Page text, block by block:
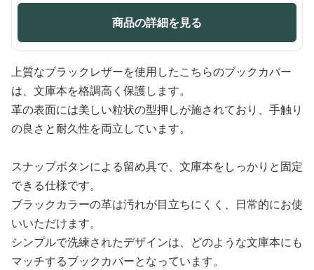
商品の詳細を見る
上質なブラックレザーを使用したこちらのブックカバー
は、文庫本を格調高く保護します。
革の表面には美しい粒状の型押しが施されており、手触り
の良さと耐久性を両立しています。
スナップボタンによる留め具で、文庫本をしっかりと固定
できる仕様です。
ブラックカラーの革は汚れが目立ちにくく、日常的にお使
いいただけます。
シンプルで洗練されたデザインは、どのような文庫本にも
マッチするブックカバーとなっています。